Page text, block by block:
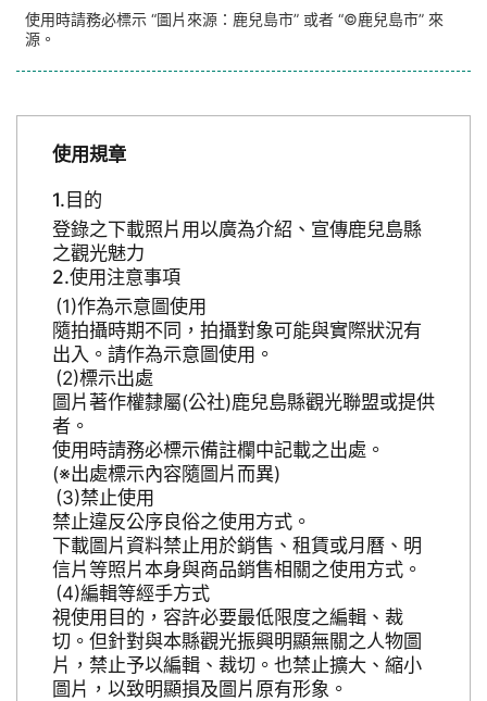
使用時請務必標示 “圖片來源：鹿兒島市” 或者 “©鹿兒島市” 來
源。
使用規章
目的
登錄之下載照片用以廣為介紹、宣傳鹿兒島縣
之觀光魅力
使用注意事項
作為示意圖使用
隨拍攝時期不同，拍攝對象可能與實際狀況有
出入。請作為示意圖使用。
標示出處
圖片著作權隸屬(公社)鹿兒島縣觀光聯盟或提供
者。
使用時請務必標示備註欄中記載之出處。
(※出處標示內容隨圖片而異)
禁止使用
禁止違反公序良俗之使用方式。
下載圖片資料禁止用於銷售、租賃或月曆、明
信片等照片本身與商品銷售相關之使用方式。
編輯等經手方式
視使用目的，容許必要最低限度之編輯、裁
切。但針對與本縣觀光振興明顯無關之人物圖
片，禁止予以編輯、裁切。也禁止擴大、縮小
圖片，以致明顯損及圖片原有形象。